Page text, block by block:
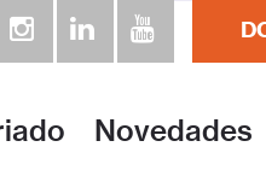
Novedades